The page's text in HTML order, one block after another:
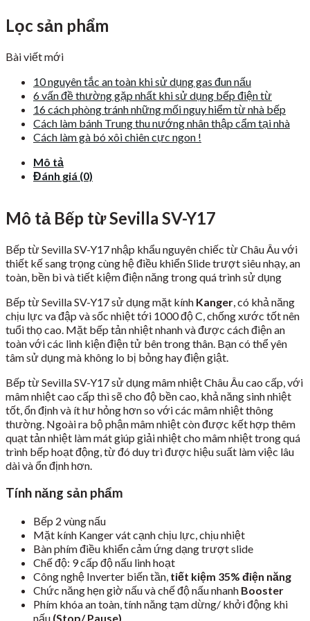
Lọc sản phẩm
Bài viết mới
10 nguyên tắc an toàn khi sử dụng gas đun nấu
6 vấn đề thường gặp nhất khi sử dụng bếp điện từ
16 cách phòng tránh những mối nguy hiểm từ nhà bếp
Cách làm bánh Trung thu nướng nhân thập cẩm tại nhà
Cách làm gà bó xôi chiên cực ngon !
Mô tả
Đánh giá (0)
Mô tả Bếp từ Sevilla SV-Y17
Bếp từ Sevilla SV-Y17 nhập khẩu nguyên chiếc từ Châu Âu với
thiết kế sang trọng cùng hệ điều khiển Slide trượt siêu nhạy, an
toàn, bền bì và tiết kiệm điện năng trong quá trình sử dụng
Bếp từ Sevilla SV-Y17 sử dụng mặt kính Kanger , có khả năng
chịu lực va đập và sốc nhiệt tới 1000 độ C, chống xước tốt nên
tuổi thọ cao. Mặt bếp tản nhiệt nhanh và được cách điện an
toàn với các linh kiện điện tử bên trong thân. Bạn có thể yên
tâm sử dụng mà không lo bị bỏng hay điện giật.
Bếp từ Sevilla SV-Y17 sử dụng mâm nhiệt Châu Âu cao cấp, với
mâm nhiệt cao cấp thì sẽ cho độ bền cao, khả năng sinh nhiệt
tốt, ổn định và ít hư hỏng hơn so với các mâm nhiệt thông
thường. Ngoài ra bộ phận mâm nhiệt còn được kết hợp thêm
quạt tản nhiệt làm mát giúp giải nhiệt cho mâm nhiệt trong quá
trình bếp hoạt động, từ đó duy trì được hiệu suất làm việc lâu
dài và ổn định hơn.
Tính năng sản phẩm
Bếp 2 vùng nấu
Mặt kính Kanger vát cạnh chịu lực, chịu nhiệt
Bàn phím điều khiển cảm ứng dạng trượt slide
Chế độ: 9 cấp độ nấu linh hoạt
Công nghệ Inverter biến tần, tiết kiệm 35% điện năng
Chức năng hẹn giờ nấu và chế độ nấu nhanh Booster
Phím khóa an toàn, tính năng tạm dừng/ khởi động khi
nấu (Stop/ Pause)